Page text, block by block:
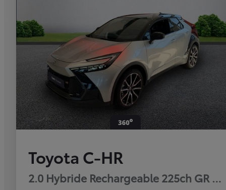
Toyota C-HR
2.0 Hybride Rechargeable 225ch GR